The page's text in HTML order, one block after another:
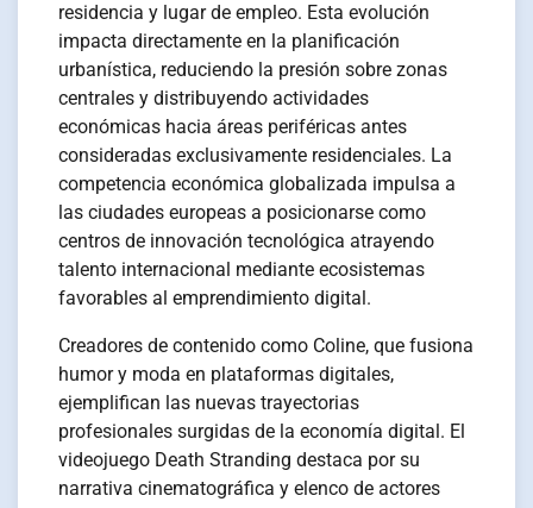
residencia y lugar de empleo. Esta evolución
impacta directamente en la planificación
urbanística, reduciendo la presión sobre zonas
centrales y distribuyendo actividades
económicas hacia áreas periféricas antes
consideradas exclusivamente residenciales. La
competencia económica globalizada impulsa a
las ciudades europeas a posicionarse como
centros de innovación tecnológica atrayendo
talento internacional mediante ecosistemas
favorables al emprendimiento digital.
Creadores de contenido como Coline, que fusiona
humor y moda en plataformas digitales,
ejemplifican las nuevas trayectorias
profesionales surgidas de la economía digital. El
videojuego Death Stranding destaca por su
narrativa cinematográfica y elenco de actores